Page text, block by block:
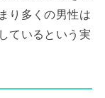
り多くの男性は
ているという実